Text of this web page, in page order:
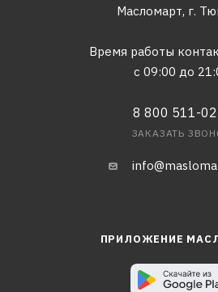
Масломарт, г.
Время работы
с 09:00 до
8 800 511-
ЗАКАЗАТЬ
ПРИЛОЖЕНИЕ